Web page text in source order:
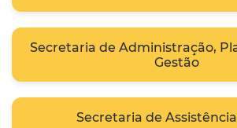
Secretaria de Administração,
Gestão
Secretaria de